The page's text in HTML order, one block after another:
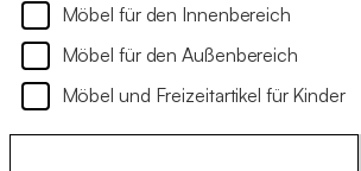
Möbel für den Innenbereich
Möbel für den Außenbereich
Möbel und Freizeitartikel für Kinder